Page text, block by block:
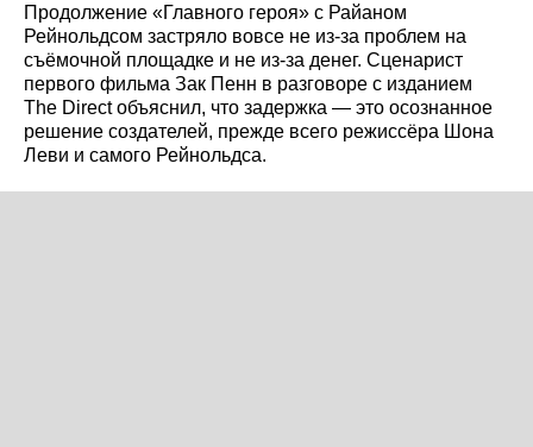
Продолжение «Главного героя» с Райаном
Рейнольдсом застряло вовсе не из-за проблем на
съёмочной площадке и не из-за денег. Сценарист
первого фильма Зак Пенн в разговоре с изданием
The Direct объяснил, что задержка — это осознанное
решение создателей, прежде всего режиссёра Шона
Леви и самого Рейнольдса.